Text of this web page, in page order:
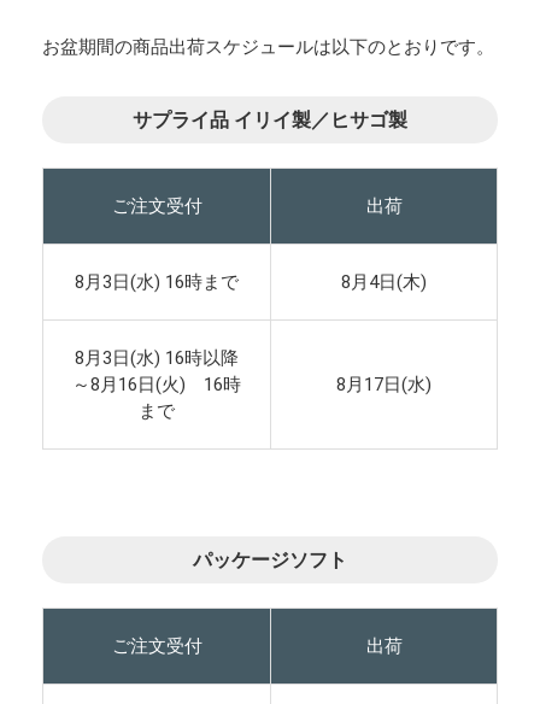
お盆期間の商品出荷スケジュールは以下のとおりです。
サプライ品 イリイ製／ヒサゴ製
ご注文受付 出荷
8月3日(水) 16時まで 8月4日(木)
8月3日(水) 16時以降
～8月16日(火) 16時
まで
8月17日(水)
パッケージソフト
ご注文受付 出荷